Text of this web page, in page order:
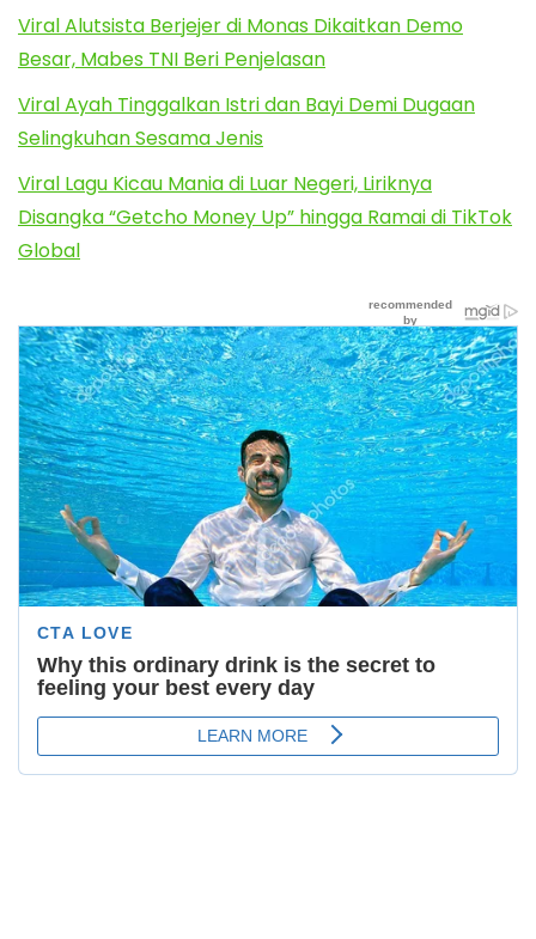
Viral Alutsista Berjejer di Monas Dikaitkan Demo
Besar, Mabes TNI Beri Penjelasan
Viral Ayah Tinggalkan Istri dan Bayi Demi Dugaan
Selingkuhan Sesama Jenis
Viral Lagu Kicau Mania di Luar Negeri, Liriknya
Disangka “Getcho Money Up” hingga Ramai di TikTok
Global